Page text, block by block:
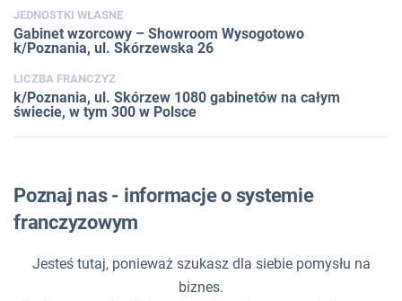
JEDNOSTKI WŁASNE
Gabinet wzorcowy – Showroom Wysogotowo
k/Poznania, ul. Skórzewska 26
LICZBA FRANCZYZ
k/Poznania, ul. Skórzew 1080 gabinetów na całym
świecie, w tym 300 w Polsce
Poznaj nas - informacje o systemie
franczyzowym
Jesteś tutaj, ponieważ szukasz dla siebie pomysłu na
biznes.